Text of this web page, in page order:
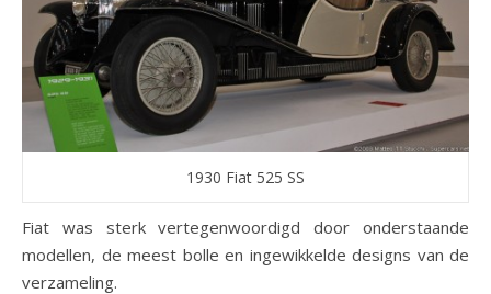
1930 Fiat 525 SS
Fiat was sterk vertegenwoordigd door onderstaande
modellen, de meest bolle en ingewikkelde designs van de
verzameling.